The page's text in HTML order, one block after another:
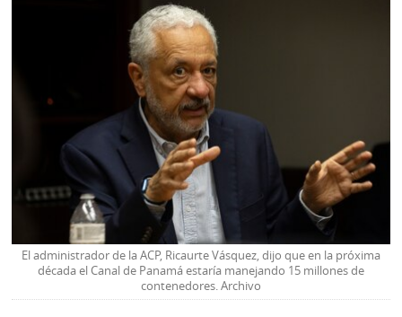
Corprensa
La
Sabrina
Censura
El administrador de la ACP, Ricaurte Vásquez, dijo que en la próxima
década el Canal de Panamá estaría manejando 15 millones de
contenedores. Archivo